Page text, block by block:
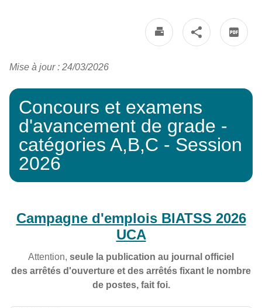
Mise à jour : 24/03/2026
Concours et examens
d'avancement de grade -
catégories A,B,C - Session
2026
Campagne d'emplois BIATSS 2026
UCA
Attention, seule la publication au journal officiel
des arrêtés d'ouverture et des arrêtés fixant le nombre
de postes, fait foi.